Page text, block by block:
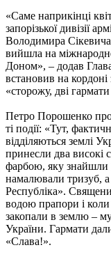
«Саме наприкінці
запорізької дивізії
Володимира
вийшла на
Доном», – додав
встановив на кордоні
«сторожу, дві
Петро Порошенко
ті події: «Тут,
відділяються землі
принесли два високі
фарбою, яку знайшли
намалювали тризуб,
Республіка».
водою прапори і коли
закопали в землю –
України. Гармати
«Слава!».